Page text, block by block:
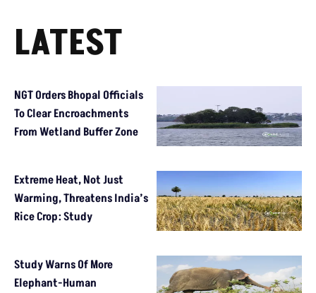
LATEST
NGT Orders Bhopal Officials
To Clear Encroachments
From Wetland Buffer Zone
Extreme Heat, Not Just
Warming, Threatens India’s
Rice Crop: Study
Study Warns Of More
Elephant-Human